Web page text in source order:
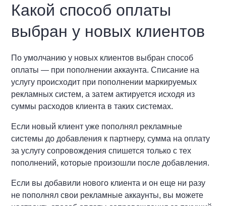
Какой способ оплаты
выбран у новых клиентов
По умолчанию у новых клиентов выбран способ
оплаты — при пополнении аккаунта. Списание на
услугу происходит при пополнении маркируемых
рекламных систем, а затем актируется исходя из
суммы расходов клиента в таких системах.
Если новый клиент уже пополнял рекламные
системы до добавления к партнеру, сумма на оплату
за услугу сопровождения спишется только с тех
пополнений, которые произошли после добавления.
Если вы добавили нового клиента и он еще ни разу
не пополнял свои рекламные аккаунты, вы можете